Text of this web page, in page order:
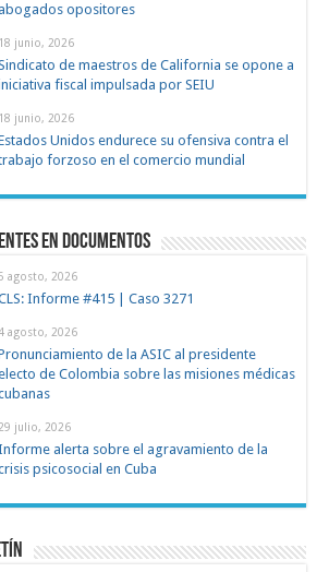
opositores
18 junio, 2026
de maestros de California se opone a
fiscal impulsada por SEIU
18 junio, 2026
Unidos endurece su ofensiva contra el
forzoso en el comercio mundial
en documentos
agosto, 2026
Informe #415 | Caso 3271
agosto, 2026
de la ASIC al presidente
de Colombia sobre las misiones médicas
29 julio, 2026
alerta sobre el agravamiento de la
psicosocial en Cuba